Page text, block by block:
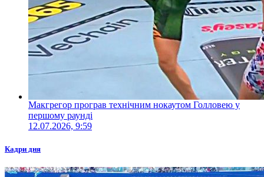
Макгрегор програв технічним нокаутом Голловею у
першому раунді
12.07.2026, 9:59
Кадри дня